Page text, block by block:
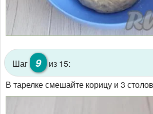
Шаг 9
из 15:
В тарелке смешайте корицу и 3